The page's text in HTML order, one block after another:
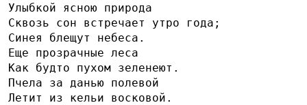
Улыбкой ясною природа
Сквозь сон встречает утро года;
Синея блещут небеса.
Еще прозрачные леса
Как будто пухом зеленеют.
Пчела за данью полевой
Летит из кельи восковой.